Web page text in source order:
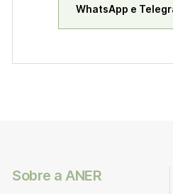
WhatsApp e
Sobre a ANER